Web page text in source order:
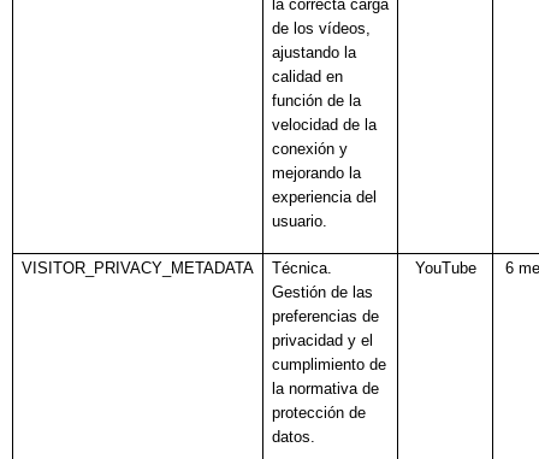
la correcta carga
de los vídeos,
ajustando la
calidad en
función de la
velocidad de la
conexión y
mejorando la
experiencia del
usuario.
VISITOR_PRIVACY_METADATA
Técnica.
Gestión de las
preferencias de
privacidad y el
cumplimiento de
la normativa de
protección de
datos.
YouTube 6